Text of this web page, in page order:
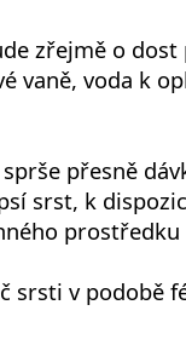
zřejmě o
vaně, voda k
přesně
srst, k
srsti v podobě